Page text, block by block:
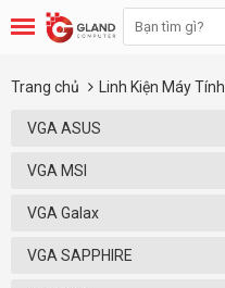
Trang chủ Linh Kiện Máy Tính
VGA ASUS
VGA MSI
VGA Galax
VGA SAPPHIRE